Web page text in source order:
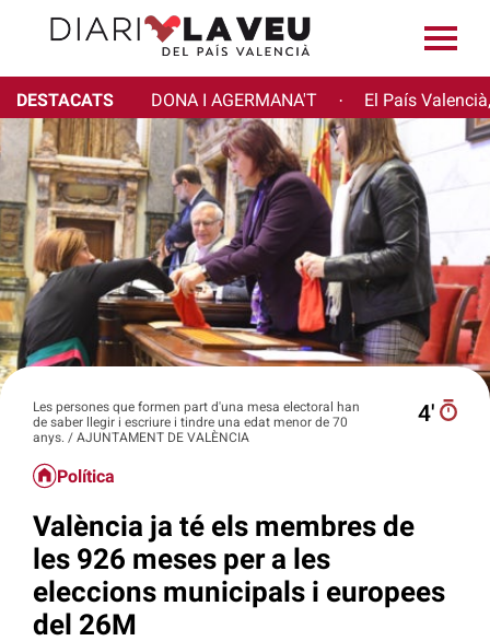
DESTACATS DONA I AGERMANA'T · El País
Les persones que formen part d'una mesa electoral han
de saber llegir i escriure i tindre una edat menor de 70
anys. / AJUNTAMENT DE VALÈNCIA
4′
Política
València ja té els membres de
les 926 meses per a les
eleccions municipals i europees
del 26M